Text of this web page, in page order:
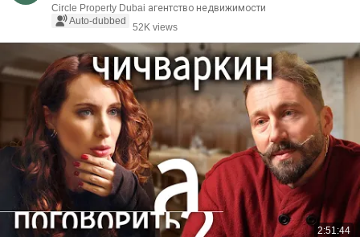
Circle Property Dubai агентство недвижимости
Auto-dubbed
52K views
2:51:44